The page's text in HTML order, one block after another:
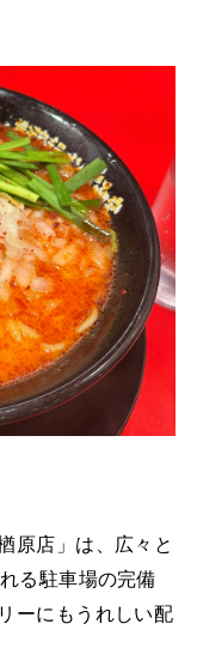
原店」は、広々と
る駐車場の完備
ーにもうれしい配